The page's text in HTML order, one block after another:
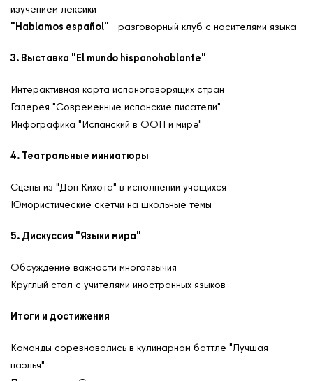
САШ ЮНЕСКО в РФ
Новости
Международные дни
изучением лексики
"Hablamos español" - разговорный клуб с носителями языка
3. Выставка "El mundo hispanohablante"
Интерактивная карта испаноговорящих стран
Галерея "Современные испанские писатели"
Инфографика "Испанский в ООН и мире"
4. Театральные миниатюры
Сцены из "Дон Кихота" в исполнении учащихся
Юмористические скетчи на школьные темы
5. Дискуссия "Языки мира"
Обсуждение важности многоязычия
Круглый стол с учителями иностранных языков
Итоги и достижения
Команды соревновались в кулинарном баттле "Лучшая
паэлья"